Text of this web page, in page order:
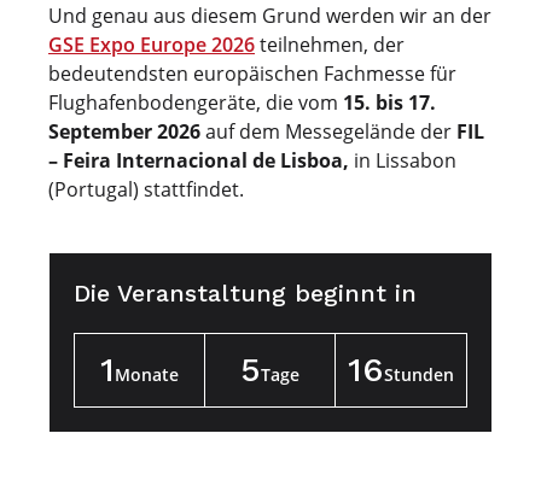
Und genau aus diesem Grund werden wir an der
GSE Expo Europe 2026teilnehmen, der
bedeutendsten europäischen Fachmesse für
Flughafenbodengeräte, die vom 15. bis 17.
September 2026auf dem Messegelände der FIL
– Feira Internacional de Lisboa, in Lissabon
(Portugal) stattfindet.
Die Veranstaltung beginnt in
1 Monate 5Tage 16Stunden